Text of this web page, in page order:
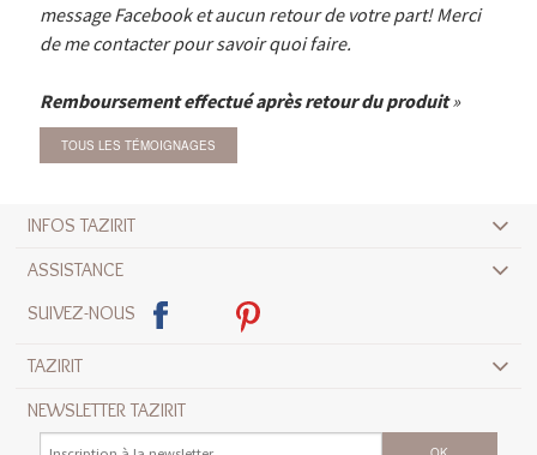
message Facebook et aucun retour de votre part! Merci
de me contacter pour savoir quoi faire.
Remboursement effectué après retour du produit
TOUS LES TÉMOIGNAGES
INFOS TAZIRIT
ASSISTANCE
SUIVEZ-NOUS
TAZIRIT
NEWSLETTER TAZIRIT